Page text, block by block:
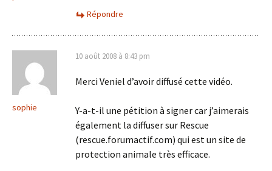
Répondre
sophie
10 août 2008 à 8:43 pm
Merci Veniel d’avoir diffusé cette vidéo.
Y-a-t-il une pétition à signer car j’aimerais
également la diffuser sur Rescue
(rescue.forumactif.com) qui est un site de
protection animale très efficace.